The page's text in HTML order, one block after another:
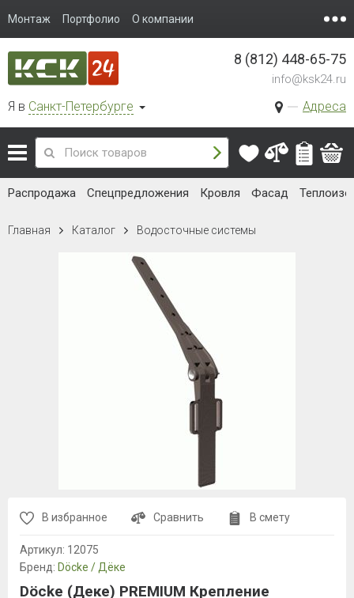
Монтаж Портфолио О компании
Я в Санкт-Петербурге Адреса
8 (812) 448-65-75
info@ksk24.ru
Распродажа Спецпредложения Кровля Фасад
Главная Каталог Водосточные системы
В избранное Сравнить В смету
Артикул: 12075
Бренд: Döcke / Дёке
Döcke (Деке) PREMIUM Крепление